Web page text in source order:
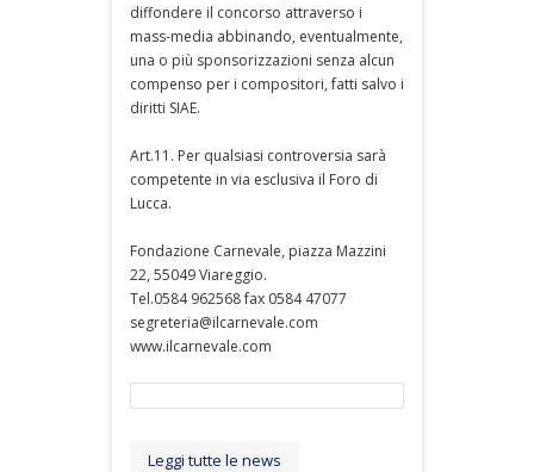
diffondere il concorso attraverso i
mass-media abbinando, eventualmente,
una o più sponsorizzazioni senza alcun
compenso per i compositori, fatti salvo i
diritti SIAE.
Art.11. Per qualsiasi controversia sarà
competente in via esclusiva il Foro di
Lucca.
Fondazione Carnevale, piazza Mazzini
22, 55049 Viareggio.
Tel.0584 962568 fax 0584 47077
segreteria@ilcarnevale.com
www.ilcarnevale.com
Leggi tutte le news